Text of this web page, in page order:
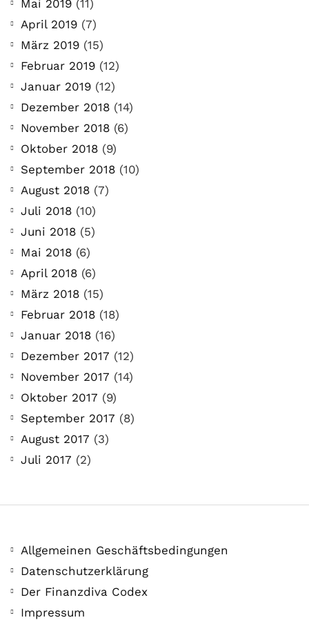
Mai 2019 (11)
April 2019 (7)
März 2019 (15)
Februar 2019 (12)
Januar 2019 (12)
Dezember 2018 (14)
November 2018 (6)
Oktober 2018 (9)
September 2018 (10)
August 2018 (7)
Juli 2018 (10)
Juni 2018 (5)
Mai 2018 (6)
April 2018 (6)
März 2018 (15)
Februar 2018 (18)
Januar 2018 (16)
Dezember 2017 (12)
November 2017 (14)
Oktober 2017 (9)
September 2017 (8)
August 2017 (3)
Juli 2017 (2)
Allgemeinen Geschäftsbedingungen
Datenschutzerklärung
Der Finanzdiva Codex
Impressum